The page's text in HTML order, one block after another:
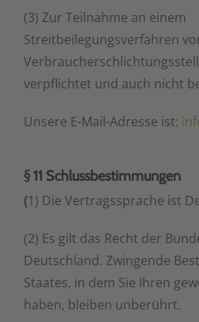
(3) Zur Teilnahme an einem
Streitbeilegungsverfahren
verpflichtet und auch nicht
Unsere E-Mail-Adresse ist:
§ 11 Schlussbestimmungen
(1) Die Vertragssprache ist
(2) Es gilt das Recht der
Deutschland. Zwingende
Staates, in dem Sie Ihren
haben, bleiben unberührt.